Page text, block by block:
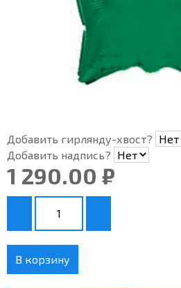
Добавить гирлянду-хвост?
Добавить надпись?
1 290.00 ₽
В корзину